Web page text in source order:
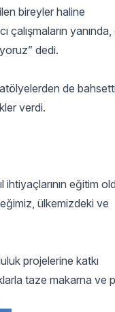
bireyler haline
dedi.
de
verdi.
ihtiyaçlarının eğitim
ülkemizdeki ve
projelerine katkı
taze makarna ve